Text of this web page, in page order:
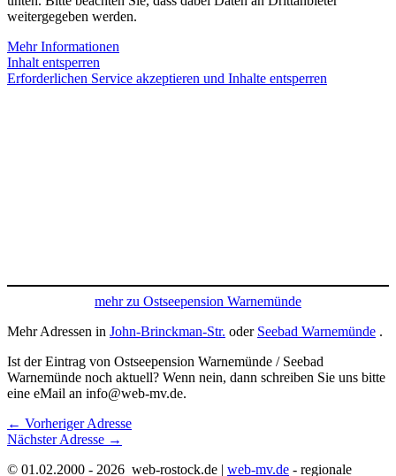
weitergegeben werden.
Mehr Informationen
Inhalt entsperren
Erforderlichen Service akzeptieren und Inhalte entsperren
mehr zu Ostseepension Warnemünde
Mehr Adressen in John-Brinckman-Str. oder Seebad Warnemünde .
Ist der Eintrag von Ostseepension Warnemünde / Seebad
Warnemünde noch aktuell? Wenn nein, dann schreiben Sie uns bitte
eine eMail an info@web-mv.de.
← Vorheriger Adresse
Nächster Adresse →
© 01.02.2000 - 2026 web-rostock.de | web-mv.de - regionale